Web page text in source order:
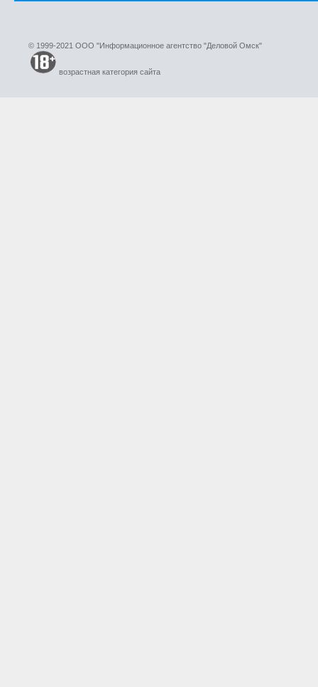
© 1999-2021 ООО "Информационное агентство "Деловой Омск"
возрастная категория сайта